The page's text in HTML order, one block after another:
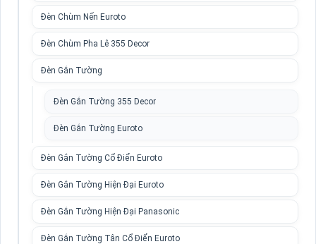
Đèn Chùm Nến Euroto
Đèn Chùm Pha Lê 355 Decor
Đèn Gắn Tường
Đèn Gắn Tường 355 Decor
Đèn Gắn Tường Euroto
Đèn Gắn Tường Cổ Điển Euroto
Đèn Gắn Tường Hiện Đại Euroto
Đèn Gắn Tường Hiện Đại Panasonic
Đèn Gắn Tường Tân Cổ Điển Euroto